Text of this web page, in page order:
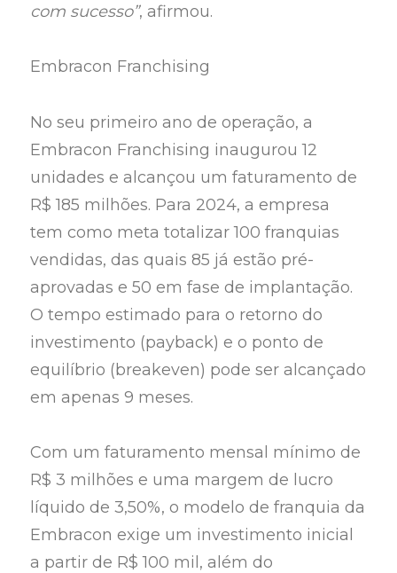
com sucesso”, afirmou.
Embracon Franchising
No seu primeiro ano de operação, a
Embracon Franchising inaugurou 12
unidades e alcançou um faturamento de
R$ 185 milhões. Para 2024, a empresa
tem como meta totalizar 100 franquias
vendidas, das quais 85 já estão pré-
aprovadas e 50 em fase de implantação.
O tempo estimado para o retorno do
investimento (payback) e o ponto de
equilíbrio (breakeven) pode ser alcançado
em apenas 9 meses.
Com um faturamento mensal mínimo de
R$ 3 milhões e uma margem de lucro
líquido de 3,50%, o modelo de franquia da
Embracon exige um investimento inicial
a partir de R$ 100 mil, além do